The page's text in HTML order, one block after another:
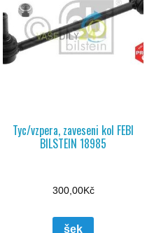
Tyc/vzpera, zaveseni kol FEBI
BILSTEIN 18985
300,00Kč
šek